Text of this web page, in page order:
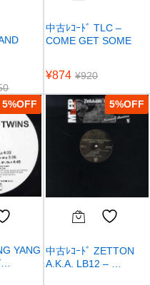
中古ﾚｺｰﾄﾞ TLC –
COME GET SOME
¥874 ¥920
5%
YANG
5%
中古ﾚｺｰﾄﾞ ZETTON
A.K.A. LB12 – …